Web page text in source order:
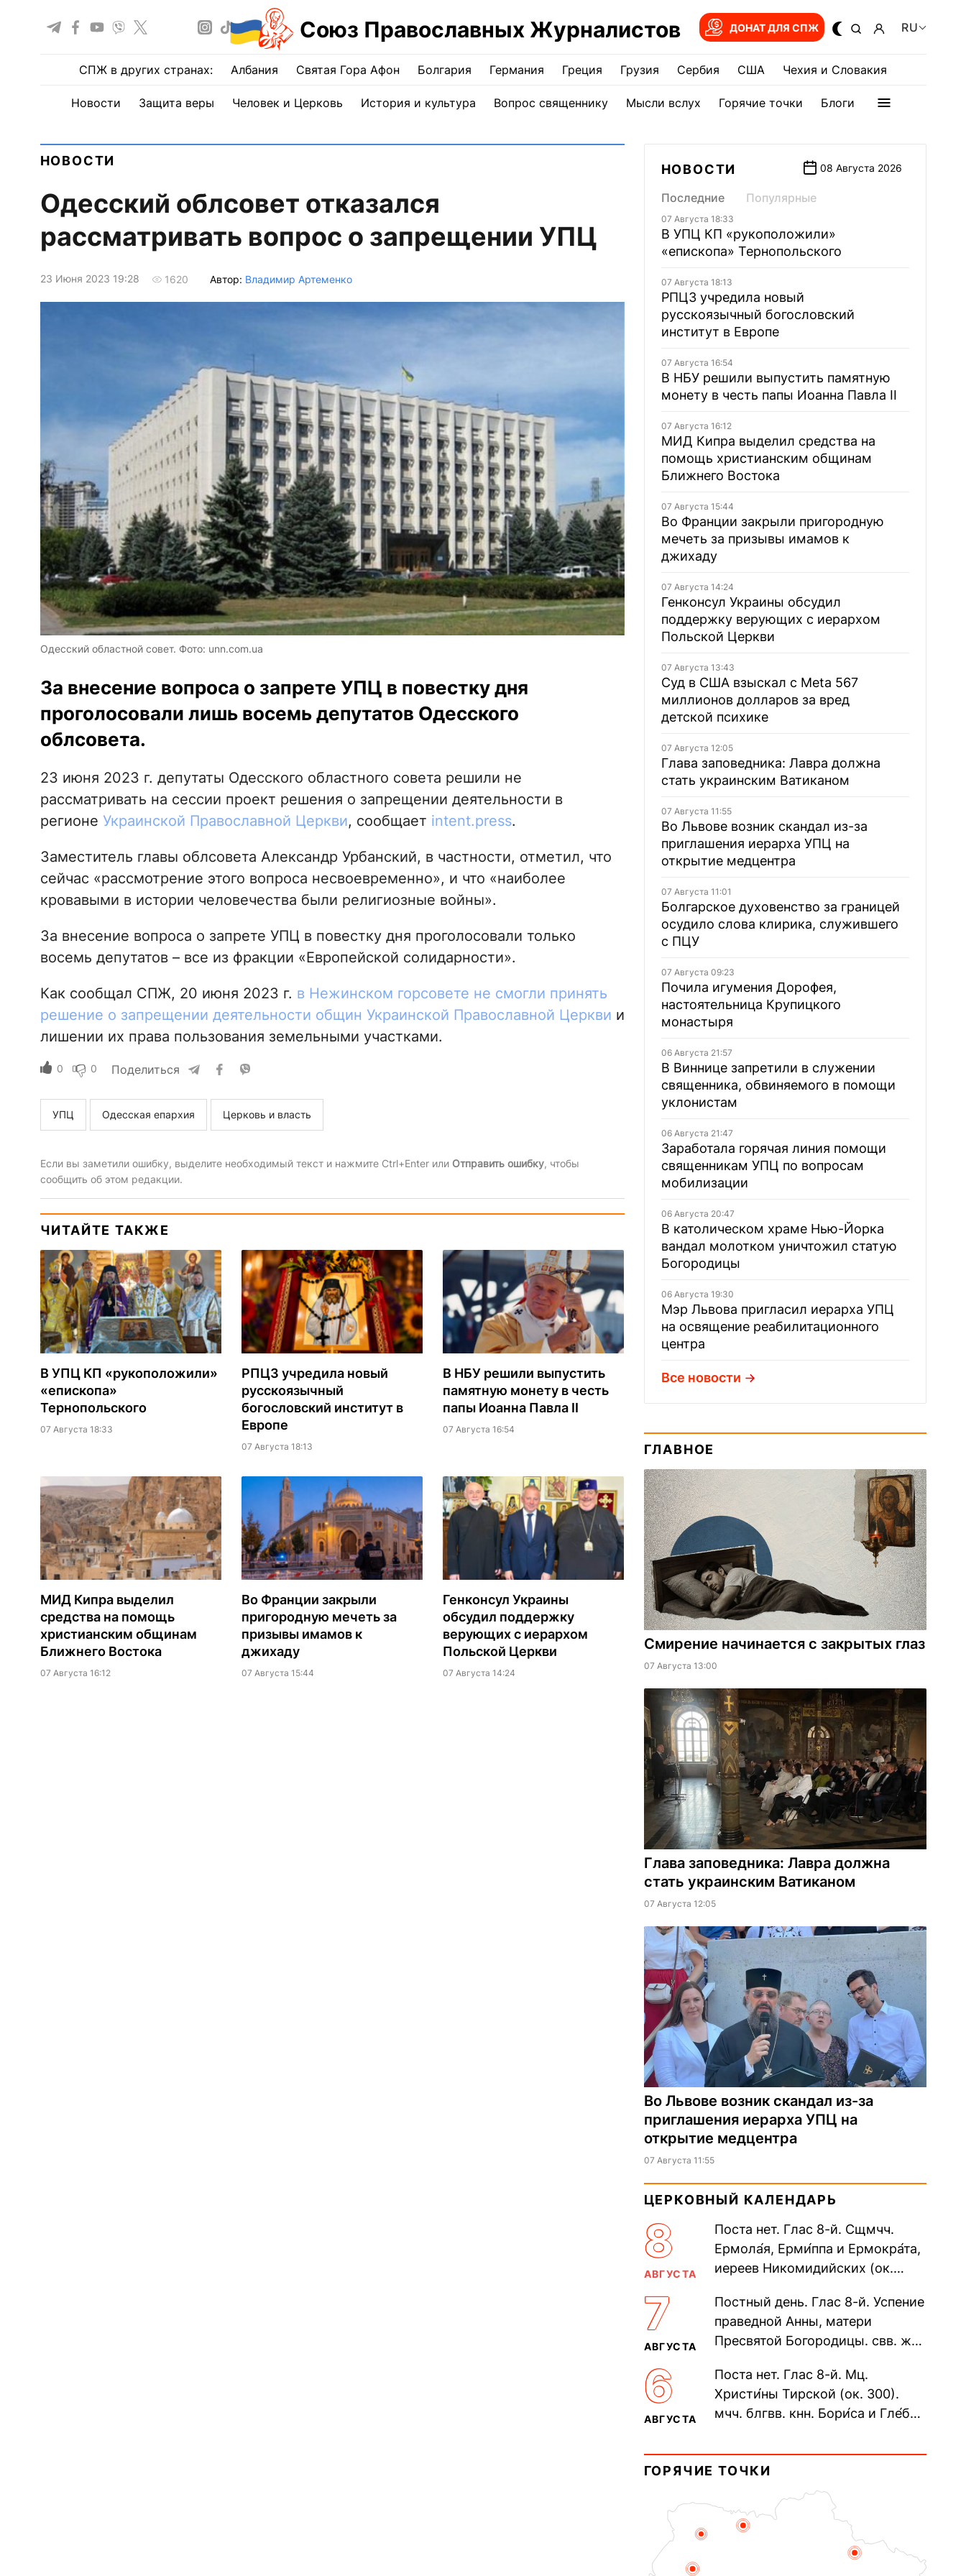
Союз Православных Журналистов ДОНАТ ДЛЯ СПЖ RU
СПЖ в других странах: Албания Святая Гора Афон Болгария Германия Греция Грузия Сербия США Чехия и Словакия
Новости Защита веры Человек и Церковь История и культура Вопрос священнику Мысли вслух Горячие точки Блоги
НОВОСТИ
Одесский облсовет отказался
рассматривать вопрос о запрещении УПЦ
23 Июня 2023 19:28 1620 Автор: Владимир Артеменко
Одесский областной совет. Фото: unn.com.ua
За внесение вопроса о запрете УПЦ в повестку дня
проголосовали лишь восемь депутатов Одесского
облсовета.
23 июня 2023 г. депутаты Одесского областного совета решили не
рассматривать на сессии проект решения о запрещении деятельности в
регионе Украинской Православной Церкви, сообщает intent.press.
Заместитель главы облсовета Александр Урбанский, в частности, отметил, что
сейчас «рассмотрение этого вопроса несвоевременно», и что «наиболее
кровавыми в истории человечества были религиозные войны».
За внесение вопроса о запрете УПЦ в повестку дня проголосовали только
восемь депутатов – все из фракции «Европейской солидарности».
Как сообщал СПЖ, 20 июня 2023 г. в Нежинском горсовете не смогли принять
решение о запрещении деятельности общин Украинской Православной Церкви и
лишении их права пользования земельными участками.
0 0 Поделиться
УПЦ Одесская епархия Церковь и власть
Если вы заметили ошибку, выделите необходимый текст и нажмите Ctrl+Enter или Отправить ошибку, чтобы
сообщить об этом редакции.
ЧИТАЙТЕ ТАКЖЕ
В УПЦ КП «рукоположили»
«епископа»
Тернопольского
07 Августа 18:33
РПЦЗ учредила новый
русскоязычный
богословский институт в
Европе
07 Августа 18:13
В НБУ решили выпустить
памятную монету в честь
папы Иоанна Павла II
07 Августа 16:54
МИД Кипра выделил
средства на помощь
христианским общинам
Ближнего Востока
07 Августа 16:12
Во Франции закрыли
пригородную мечеть за
призывы имамов к
джихаду
07 Августа 15:44
Генконсул Украины
обсудил поддержку
верующих с иерархом
Польской Церкви
07 Августа 14:24
НОВОСТИ 08 Августа 2026
Последние Популярные
07 Августа 18:33
В УПЦ КП «рукоположили»
«епископа» Тернопольского
07 Августа 18:13
РПЦЗ учредила новый
русскоязычный богословский
институт в Европе
07 Августа 16:54
В НБУ решили выпустить памятную
монету в честь папы Иоанна Павла II
07 Августа 16:12
МИД Кипра выделил средства на
помощь христианским общинам
Ближнего Востока
07 Августа 15:44
Во Франции закрыли пригородную
мечеть за призывы имамов к
джихаду
07 Августа 14:24
Генконсул Украины обсудил
поддержку верующих с иерархом
Польской Церкви
07 Августа 13:43
Суд в США взыскал с Meta 567
миллионов долларов за вред
детской психике
07 Августа 12:05
Глава заповедника: Лавра должна
стать украинским Ватиканом
07 Августа 11:55
Во Львове возник скандал из-за
приглашения иерарха УПЦ на
открытие медцентра
07 Августа 11:01
Болгарское духовенство за границей
осудило слова клирика, служившего
с ПЦУ
07 Августа 09:23
Почила игумения Дорофея,
настоятельница Крупицкого
монастыря
06 Августа 21:57
В Виннице запретили в служении
священника, обвиняемого в помощи
уклонистам
06 Августа 21:47
Заработала горячая линия помощи
священникам УПЦ по вопросам
мобилизации
06 Августа 20:47
В католическом храме Нью-Йорка
вандал молотком уничтожил статую
Богородицы
06 Августа 19:30
Мэр Львова пригласил иерарха УПЦ
на освящение реабилитационного
центра
Все новости
ГЛАВНОЕ
Смирение начинается с закрытых глаз
07 Августа 13:00
Глава заповедника: Лавра должна
стать украинским Ватиканом
07 Августа 12:05
Во Львове возник скандал из-за
приглашения иерарха УПЦ на
открытие медцентра
07 Августа 11:55
ЦЕРКОВНЫЙ КАЛЕНДАРЬ
8
АВГУСТА
Поста нет. Глас 8-й. Сщмчч.
Ермола́я, Ерми́ппа и Ермокра́та,
иереев Никомидийских (ок.
Печерского, в Ближних
пещерах...
7
АВГУСТА
Постный день. Глас 8-й. Успение
праведной Анны, матери
Пресвятой Богородицы. свв. жен
прп. Евпракси́и девы,...
6
АВГУСТА
Поста нет. Глас 8-й. Мц.
Христи́ны Тирской (ок. 300).
мчч. блгвв. кнн. Бори́са и Гле́ба,
Дави́да (1015). Прп....
ГОРЯЧИЕ ТОЧКИ